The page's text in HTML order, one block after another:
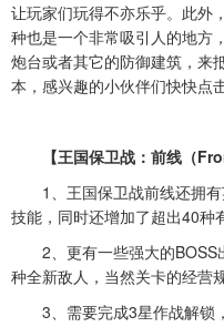
让玩家们玩得不亦乐乎。此外
种也是一个非常吸引人的地方
炮台或者其它的防御建筑，来
本，感兴趣的小伙伴们快快点
【王国保卫战：前线（
1、王国保卫战前线还拥有
技能，同时还增加了超出40种
2、更有一些强大的BOSS
种全新敌人，当然关卡的经营
3、需要完成3星作战解锁